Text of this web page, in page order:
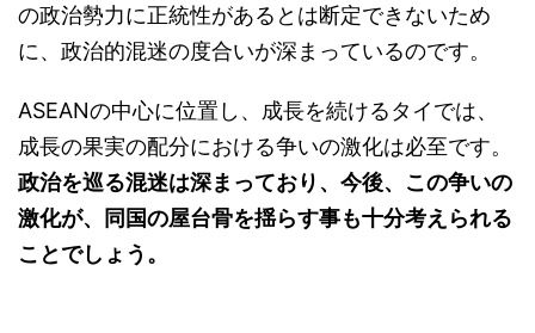
の政治勢力に正統性があるとは断定できないため
に、政治的混迷の度合いが深まっているのです。
ASEANの中心に位置し、成長を続けるタイでは、
成長の果実の配分における争いの激化は必至です。
政治を巡る混迷は深まっており、今後、この争いの
激化が、同国の屋台骨を揺らす事も十分考えられる
ことでしょう。